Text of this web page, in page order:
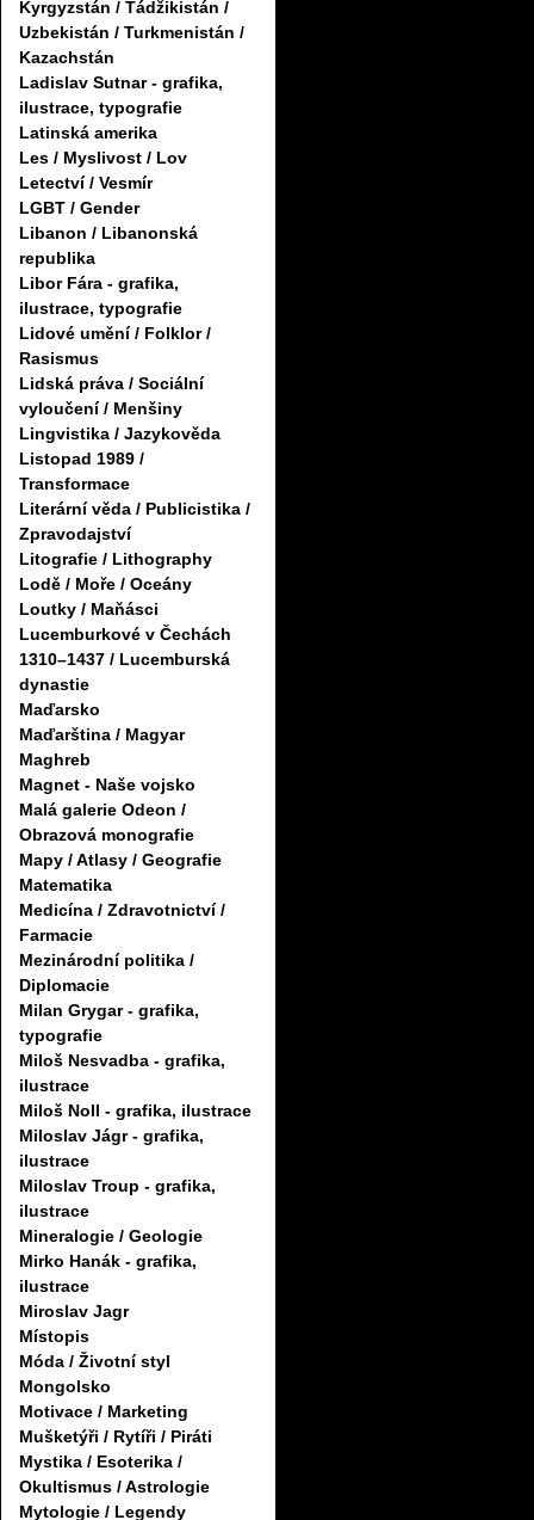
Kyrgyzstán / Tádžikistán /
Uzbekistán / Turkmenistán /
Kazachstán
Ladislav Sutnar - grafika,
ilustrace, typografie
Latinská amerika
Les / Myslivost / Lov
Letectví / Vesmír
LGBT / Gender
Libanon / Libanonská
republika
Libor Fára - grafika,
ilustrace, typografie
Lidové umění / Folklor /
Rasismus
Lidská práva / Sociální
vyloučení / Menšiny
Lingvistika / Jazykověda
Listopad 1989 /
Transformace
Literární věda / Publicistika /
Zpravodajství
Litografie / Lithography
Lodě / Moře / Oceány
Loutky / Maňásci
Lucemburkové v Čechách
1310–1437 / Lucemburská
dynastie
Maďarsko
Maďarština / Magyar
Maghreb
Magnet - Naše vojsko
Malá galerie Odeon /
Obrazová monografie
Mapy / Atlasy / Geografie
Matematika
Medicína / Zdravotnictví /
Farmacie
Mezinárodní politika /
Diplomacie
Milan Grygar - grafika,
typografie
Miloš Nesvadba - grafika,
ilustrace
Miloš Noll - grafika, ilustrace
Miloslav Jágr - grafika,
ilustrace
Miloslav Troup - grafika,
ilustrace
Mineralogie / Geologie
Mirko Hanák - grafika,
ilustrace
Miroslav Jagr
Místopis
Móda / Životní styl
Mongolsko
Motivace / Marketing
Mušketýři / Rytíři / Piráti
Mystika / Esoterika /
Okultismus / Astrologie
Mytologie / Legendy